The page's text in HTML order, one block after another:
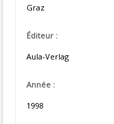
Graz
Éditeur :
Aula-Verlag
Année :
1998